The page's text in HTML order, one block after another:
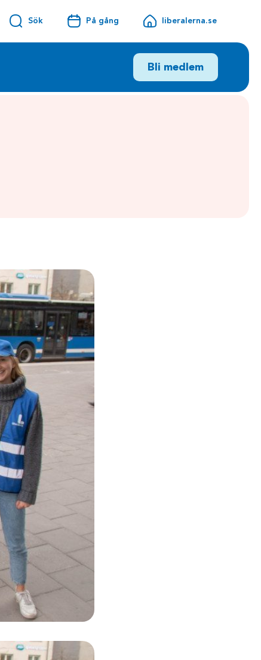
Sök På gång liberalerna.se
Bli medlem